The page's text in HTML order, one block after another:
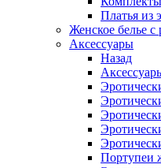
Платья из
Женское белье
Аксессуары
Назад
Портупеи